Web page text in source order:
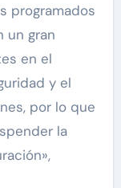
programados
un gran
en el
y el
por lo que
la